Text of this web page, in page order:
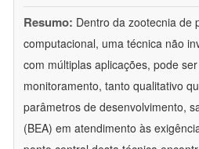
Resumo: Dentro da zootecnia de
computacional, uma técnica não
com múltiplas aplicações, pode
monitoramento, tanto qualitativo
parâmetros de desenvolvimento,
(BEA) em atendimento às